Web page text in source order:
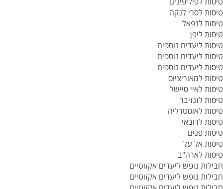
טיסות לסרי לנקה
טיסות לנפאל
טיסות ליפן
טיסות ליעדים נוספים
טיסות ליעדים נוספים
טיסות ליעדים נוספים
טיסות למאוריציוס
טיסות לאיי סיישל
טיסות לזנזיבר
טיסות לאוסטרליה
טיסות לדובאי
טיסות פנים
טיסות אל על
טיסות לארה"ב
חבילות נופש ליעדים אקזוטיים
חבילות נופש ליעדים אקזוטיים